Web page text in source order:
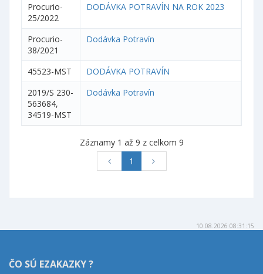
Procurio-
25/2022
DODÁVKA POTRAVÍN NA ROK 2023
Procurio-
38/2021
Dodávka Potravín
45523-MST
DODÁVKA POTRAVÍN
2019/S 230-
563684,
34519-MST
Dodávka Potravín
Záznamy 1 až 9 z celkom 9
1
10.08.2026 08:31:15
ČO SÚ EZAKAZKY ?